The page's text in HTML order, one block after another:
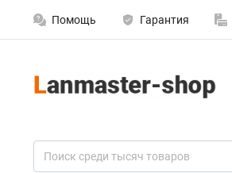
Помощь Гарантия